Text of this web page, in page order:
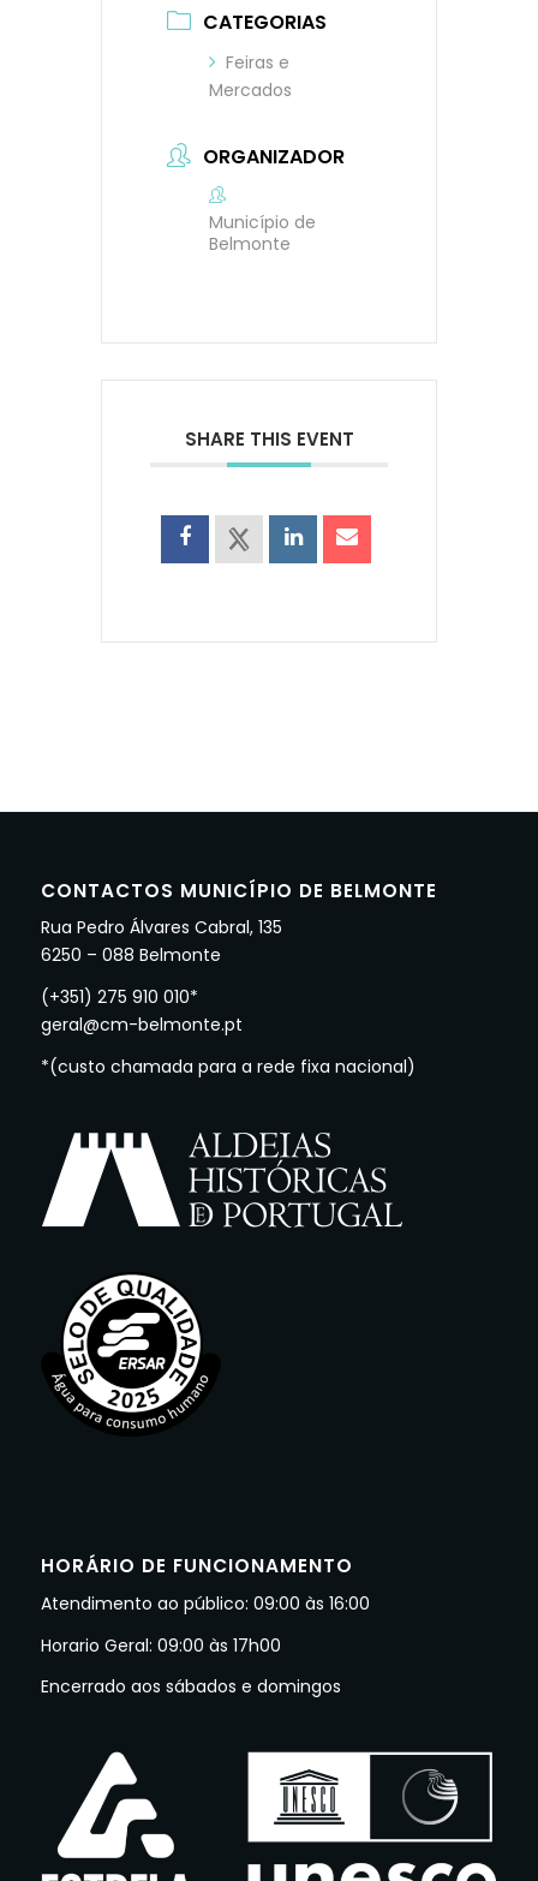
CATEGORIAS
Feiras e
Mercados
ORGANIZADOR
Município de
Belmonte
SHARE THIS EVENT
CONTACTOS MUNICÍPIO DE BELMONTE
Rua Pedro Álvares Cabral, 135
6250 – 088 Belmonte
(+351) 275 910 010*
geral@cm-belmonte.pt
*(custo chamada para a rede fixa nacional)
HORÁRIO DE FUNCIONAMENTO
Atendimento ao público: 09:00 às 16:00
Horario Geral: 09:00 às 17h00
Encerrado aos sábados e domingos